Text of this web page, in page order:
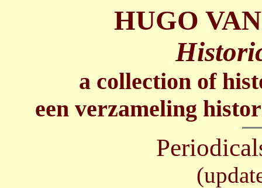
HUGO
a collection of
een verzameling